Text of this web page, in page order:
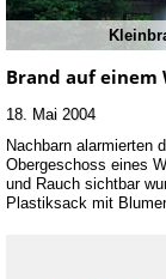
Brand auf einem
18. Mai 2004
Nachbarn alarmierten
Obergeschoss eines
und Rauch sichtbar
Plastiksack mit